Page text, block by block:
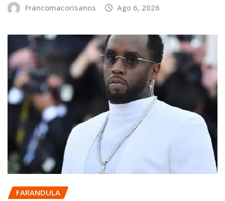
Francomacorisanos Ago 6, 2026
FARANDULA